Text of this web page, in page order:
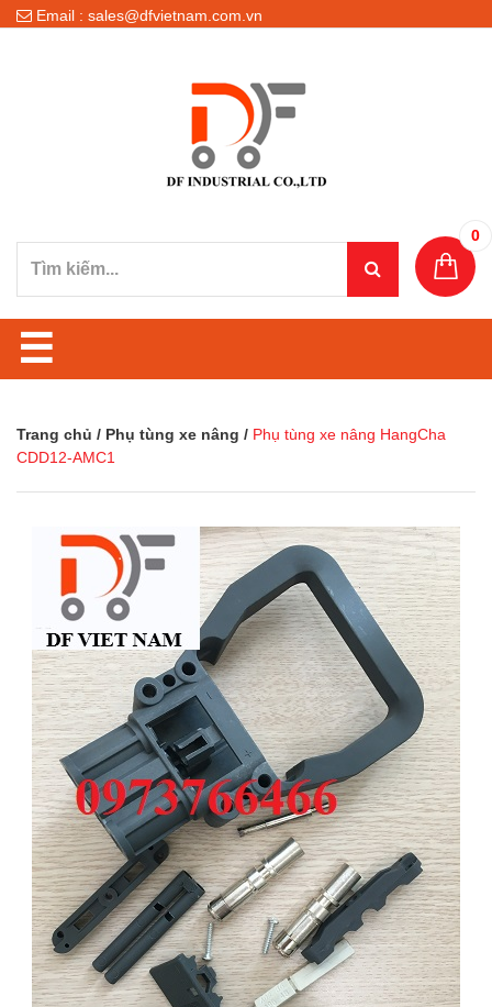
Email : sales@dfvietnam.com.vn
0
☰
Trang chủ / Phụ tùng xe nâng / Phụ tùng xe nâng HangCha
CDD12-AMC1